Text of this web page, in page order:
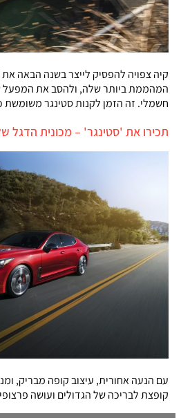
קיה צפויה להפסיק לייצר בשנה הבאה את
המהממת ביותר שלה, ולהסב את המפעל
חשמלי. זה הזמן לקנות סטינגר משומשת
תכירו את 'סטינגר' – מכונית הדגל של
קופצת לבריכה של הגדולים ועושה פרצופים